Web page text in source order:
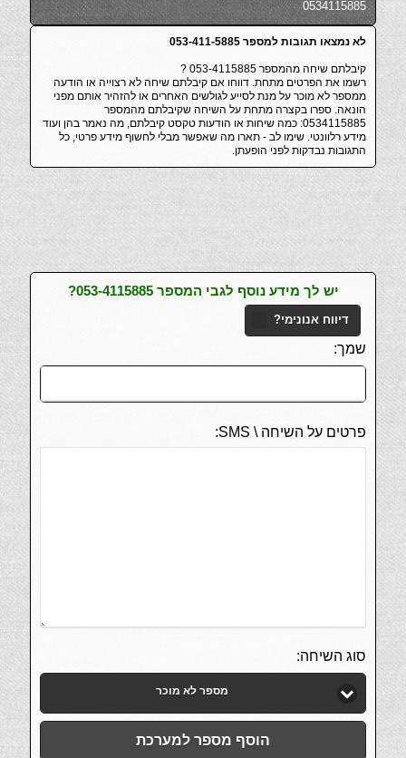
0534115885
לא נמצאו תגובות למספר 053-411-5885
קיבלתם שיחה מהמספר 053-4115885 ?
רשמו את הפרטים מתחת. דווחו אם קיבלתם שיחה לא רצוייה או הודעה
ממספר לא מוכר על מנת לסייע לגולשים האחרים או להזהיר אותם מפני
הונאה. ספרו בקצרה מתחת על השיחה שקיבלתם מהמספר
0534115885: כמה שיחות או הודעות טקסט קיבלתם, מה נאמר בהן ועוד
מידע רלוונטי. שימו לב - תארו מה שאפשר מבלי לחשוף מידע פרטי, כל
התגובות נבדקות לפני הופעתן.
יש לך מידע נוסף לגבי המספר 053-4115885?
דיווח אנונימי?
שמך:
פרטים על השיחה \ SMS:
סוג השיחה:
מספר לא מוכר
הוסף מספר למערכת